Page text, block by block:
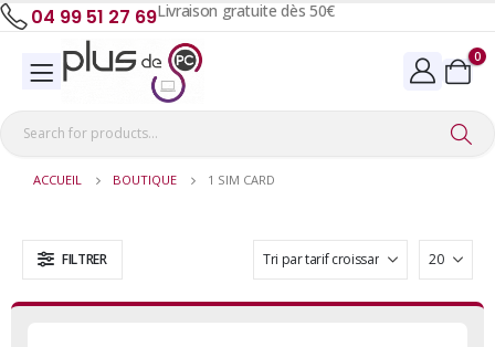
04 99 51 27 69Livraison gratuite dès 50€
0
ACCUEIL BOUTIQUE 1 SIM CARD
FILTRER